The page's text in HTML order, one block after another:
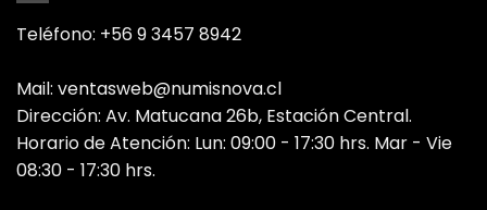
Teléfono: +56 9 3457 8942
Mail: ventasweb@numisnova.cl
Dirección: Av. Matucana 26b, Estación Central.
Horario de Atención: Lun: 09:00 - 17:30 hrs. Mar - Vie
08:30 - 17:30 hrs.